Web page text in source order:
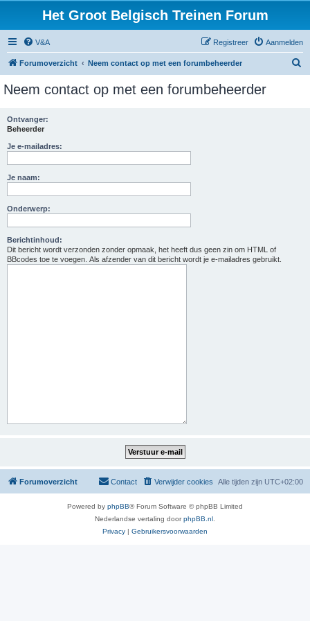
Het Groot Belgisch Treinen Forum
V&A Aanmelden
Registreer
Forumoverzicht Neem contact op met een forumbeheerder
Neem contact op met een forumbeheerder
Ontvanger:
Beheerder
Je e-mailadres:
Je naam:
Onderwerp:
Berichtinhoud:
Dit bericht wordt verzonden zonder opmaak, het heeft dus geen zin om HTML of
BBcodes toe te voegen. Als afzender van dit bericht wordt je e-mailadres gebruikt.
Forumoverzicht Alle tijden zijn UTC+02:00
Verwijder cookies
Contact
Powered by phpBB® Forum Software © phpBB Limited
Nederlandse vertaling doorphpBB.nl
Privacy | Gebruikersvoorwaarden